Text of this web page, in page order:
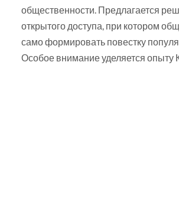
общественности. Предлагается
открытого доступа, при котором
само формировать повестку
Особое внимание уделяется опыту